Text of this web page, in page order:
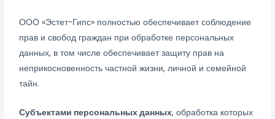
ООО «Эстет-Гипс» полностью обеспечивает соблюдение
прав и свобод граждан при обработке персональных
данных, в том числе обеспечивает защиту прав на
неприкосновенность частной жизни, личной и семейной
тайн.
Субъектами персональных данных, обработка которых